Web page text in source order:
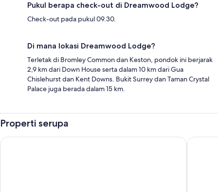
Pukul berapa check-out di Dreamwood Lodge?
Check-out pada pukul 09.30.
Di mana lokasi Dreamwood Lodge?
Terletak di Bromley Common dan Keston, pondok ini berjarak
2,9 km dari Down House serta dalam 10 km dari Gua
Chislehurst dan Kent Downs. Bukit Surrey dan Taman Crystal
Palace juga berada dalam 15 km.
Properti serupa
ORIDA Maidstone Hotel Village